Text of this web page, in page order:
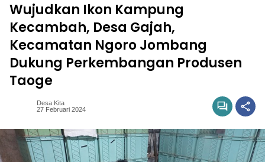
Wujudkan Ikon Kampung
Kecambah, Desa Gajah,
Kecamatan Ngoro Jombang
Dukung Perkembangan Produsen
Taoge
Desa Kita
27 Februari 2024